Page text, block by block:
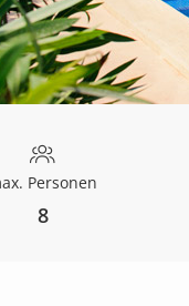
Personen
8